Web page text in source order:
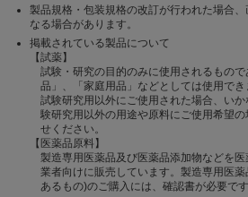
製品規格・包装規格の改訂が行われた場合
なる場合があります。
掲載されている製品について
【試薬】
試験・研究の目的のみに使用されるもの
品」、「家庭用品」などとしては使用でき
試験研究用以外にご使用された場合、い
験研究用以外の用途や原料にご使用希望
せください。
【医薬品原料】
製造専用医薬品及び医薬品添加物などを
業者向けに販売しています。製造専用医
あるもの)のご購入には、確認書が必要です